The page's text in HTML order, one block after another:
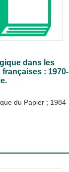
dans les
: 1970-
du Papier ; 1984